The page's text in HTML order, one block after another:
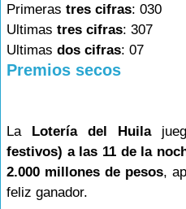
Primeras tres cifras: 030
Ultimas tres cifras: 307
Ultimas dos cifras: 07
Premios secos
La Lotería del Huila
festivos) a las 11 de la
2.000 millones de pesos,
feliz ganador.